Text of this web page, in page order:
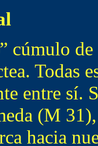
cúmulo
Todas
entre sí.
(M
hacia